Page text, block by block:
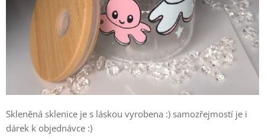
Skleněná sklenice je s láskou vyrobena :) samozřejmostí je i
dárek k objednávce :)